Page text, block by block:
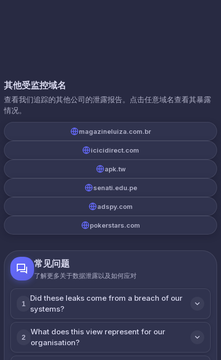
其他受监控域名
查看我们追踪的其他公司的泄露报告。点击任意域名查看其暴露
情况。
magazineluiza.com.br
icicidirect.com
apk.tw
senati.edu.pe
adspy.com
pokerstars.com
常见问题
了解更多关于数据泄露以及如何应对
1
Did these leaks come from a breach of our
systems?
2
What does this view represent for our
organisation?